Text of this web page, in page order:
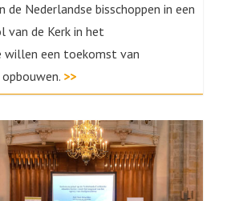
de Nederlandse bisschoppen in een
van de Kerk in het
willen een toekomst van
>>